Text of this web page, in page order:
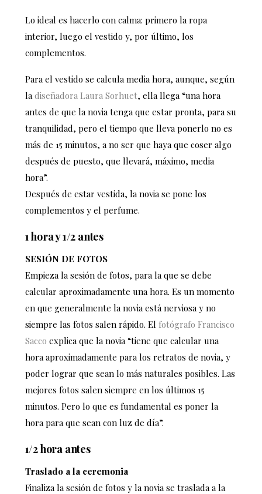
Lo ideal es hacerlo con calma: primero la ropa
interior, luego el vestido y, por último, los
complementos.
Para el vestido se calcula media hora, aunque, según
ladiseñadora Laura Sorhuet, ella llega “una hora
antes de que la novia tenga que estar pronta, para su
tranquilidad, pero el tiempo que lleva ponerlo no es
más de 15 minutos, a no ser que haya que coser algo
después de puesto, que llevará, máximo, media
hora”.
Después de estar vestida, la novia se pone los
complementos y el perfume.
1 hora y 1/2 antes
SESIÓN DE FOTOS
Empieza la sesión de fotos, para la que se debe
calcular aproximadamente una hora. Es un momento
en que generalmente la novia está nerviosa y no
siempre las fotos salen rápido. El fotógrafo Francisco
Sacco explica que la novia “tiene que calcular una
hora aproximadamente para los retratos de novia, y
poder lograr que sean lo más naturales posibles. Las
mejores fotos salen siempre en los últimos 15
minutos. Pero lo que es fundamental es poner la
hora para que sean con luz de día”.
1/2 hora antes
Traslado a la ceremonia
Finaliza la sesión de fotos y la novia se traslada a la